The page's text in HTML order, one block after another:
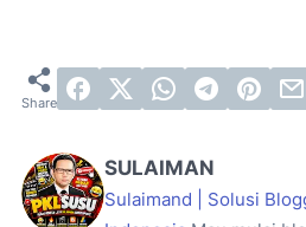
SULAIMAN
Sulaimand | Solusi